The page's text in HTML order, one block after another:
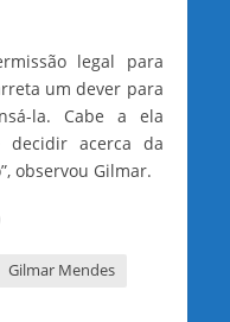
legal para
um dever para
la. Cabe a ela
acerca da
observou Gilmar.
Gilmar Mendes